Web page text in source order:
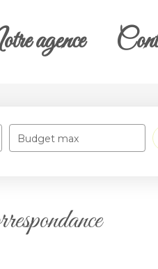
agence
Budget max